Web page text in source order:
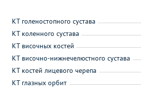
КТ голеностопного сустава
КТ коленного сустава
КТ височных костей
КТ височно-нижнечелюстного сустава
КТ костей лицевого черепа
КТ глазных орбит